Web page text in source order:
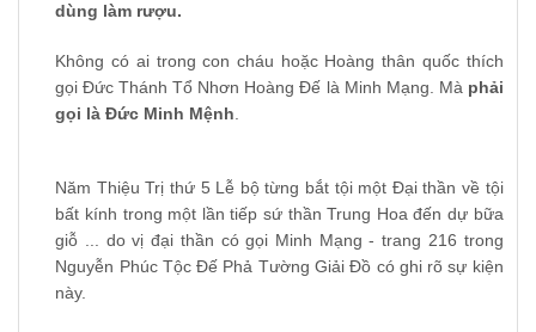
dùng làm rượu.
Không có ai trong con cháu hoặc Hoàng thân quốc thích
gọi Đức Thánh Tổ Nhơn Hoàng Đế là Minh Mạng. Mà phải
gọi là Đức Minh Mệnh.
Năm Thiệu Trị thứ 5 Lễ bộ từng bắt tội một Đại thần về tội
bất kính trong một lần tiếp sứ thần Trung Hoa đến dự bữa
giỗ ... do vị đại thần có gọi Minh Mạng - trang 216 trong
Nguyễn Phúc Tộc Đế Phả Tường Giải Đồ có ghi rõ sự kiện
này.